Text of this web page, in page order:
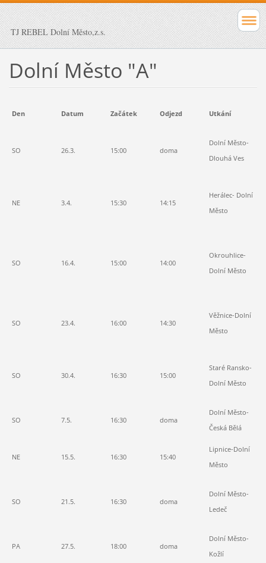
TJ REBEL Dolní Město,z.s.
Dolní Město "A"
Den Datum Začátek Odjezd Utkání
SO 26.3. 15:00 doma
Dolní Město-
Dlouhá Ves
NE 3.4. 15:30 14:15
Herálec- Dolní
Město
SO 16.4. 15:00 14:00
Okrouhlice-
Dolní Město
SO 23.4. 16:00 14:30
Věžnice-Dolní
Město
SO 30.4. 16:30 15:00
Staré Ransko-
Dolní Město
SO 7.5. 16:30 doma
Dolní Město-
Česká Bělá
NE 15.5. 16:30 15:40
Lipnice-Dolní
Město
SO 21.5. 16:30 doma
Dolní Město-
Ledeč
PA 27.5. 18:00 doma
Dolní Město-
Kožlí